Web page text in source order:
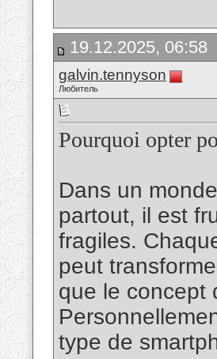
19.12.2025, 06:58
galvin.tennyson
Любитель
Pourquoi opter
Dans un
partout, il est
fragiles.
peut
que le concept
type de